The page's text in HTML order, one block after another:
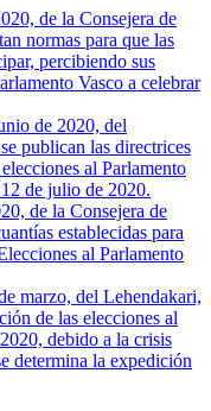
de la Consejera de
normas para que las
percibiendo sus
Vasco a celebrar
de 2020, del
publican las directrices
al Parlamento
de julio de 2020.
de la Consejera de
establecidas para
al Parlamento
marzo, del Lehendakari,
de las elecciones al
debido a la crisis
determina la expedición